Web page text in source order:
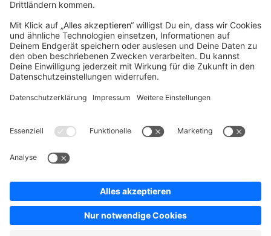
Press
Jobs
Store
Shopware 6 Handbook by
Splendid (German)
Shopware 6 - Product Feedback &
Terms & Conditions Privacy Legal notice Sitemap Cookie settings